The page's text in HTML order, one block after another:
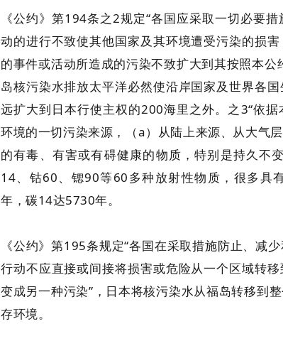
《公约》第194条之2规定“各国应采取一切必要
动的进行不致使其他国家及其环境遭受污染的损
的事件或活动所造成的污染不致扩大到其按照本公
岛核污染水排放太平洋必然使沿岸国家及世界各
远扩大到日本行使主权的200海里之外。之3“依
环境的一切污染来源，（a）从陆上来源、从大气
的有毒、有害或有碍健康的物质，特别是持久不
14、钴60、锶90等60多种放射性物质，很多具
年，碳14达5730年。
《公约》第195条规定“各国在采取措施防止、减
行动不应直接或间接将损害或危险从一个区域转
变成另一种污染”，日本将核污染水从福岛转移到
存环境。